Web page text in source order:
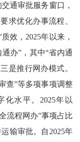
通审批服务窗口，
求优化办事流程、
效，2025年以来，
办”，其中“省内通
是推行网办模式。
查”等多项事项调整
化水平。2025年以
流程网办”事项占比
输审批。自2025年